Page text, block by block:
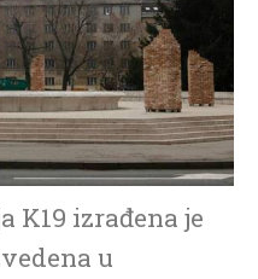
K19 izrađena je
u